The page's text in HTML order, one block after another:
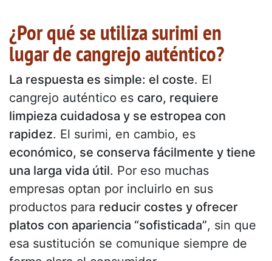
¿Por qué se utiliza surimi en
lugar de cangrejo auténtico?
La respuesta es simple: el coste. El
cangrejo auténtico es caro, requiere
limpieza cuidadosa y se estropea con
rapidez. El surimi, en cambio, es
económico, se conserva fácilmente y tiene
una larga vida útil. Por eso muchas
empresas optan por incluirlo en sus
productos para reducir costes y ofrecer
platos con apariencia “sofisticada”, sin que
esa sustitución se comunique siempre de